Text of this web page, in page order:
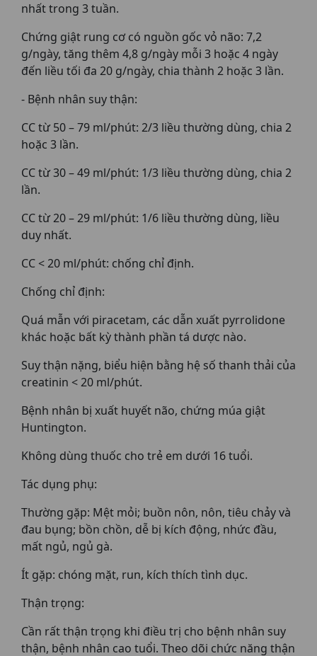
nhất trong 3 tuần.
Chứng giật rung cơ có nguồn gốc vỏ não: 7,2
g/ngày, tăng thêm 4,8 g/ngày mỗi 3 hoặc 4 ngày
đến liều tối đa 20 g/ngày, chia thành 2 hoặc 3 lần.
- Bệnh nhân suy thận:
CC từ 50 – 79 ml/phút: 2/3 liều thường dùng, chia 2
hoặc 3 lần.
CC từ 30 – 49 ml/phút: 1/3 liều thường dùng, chia 2
lần.
CC từ 20 – 29 ml/phút: 1/6 liều thường dùng, liều
duy nhất.
CC < 20 ml/phút: chống chỉ định.
Chống chỉ định:
Quá mẫn với piracetam, các dẫn xuất pyrrolidone
khác hoặc bất kỳ thành phần tá dược nào.
Suy thận nặng, biểu hiện bằng hệ số thanh thải của
creatinin < 20 ml/phút.
Bệnh nhân bị xuất huyết não, chứng múa giật
Huntington.
Không dùng thuốc cho trẻ em dưới 16 tuổi.
Tác dụng phụ:
Thường gặp: Mệt mỏi; buồn nôn, nôn, tiêu chảy và
đau bụng; bồn chồn, dễ bị kích động, nhức đầu,
mất ngủ, ngủ gà.
Ít gặp: chóng mặt, run, kích thích tình dục.
Thận trọng:
Cần rất thận trọng khi điều trị cho bệnh nhân suy
thận, bệnh nhân cao tuổi. Theo dõi chức năng thận